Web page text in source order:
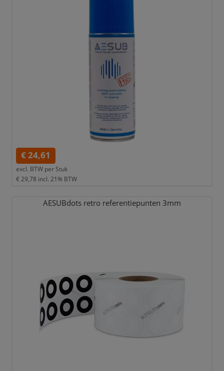
€ 24,61
excl. BTW per Stuk
€ 29,78 incl. 21% BTW
AESUBdots retro referentiepunten 3mm